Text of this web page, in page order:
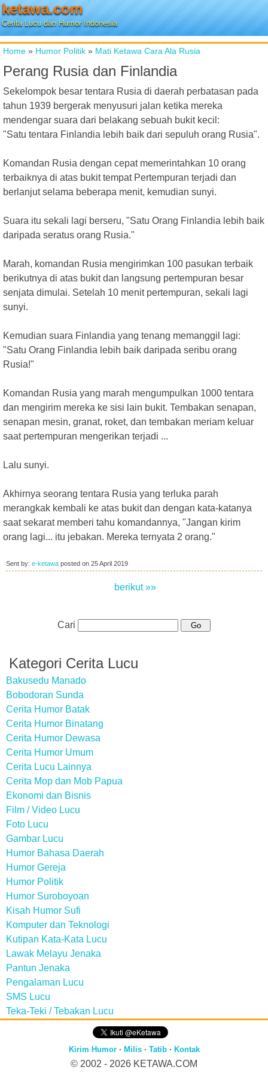
ketawa.com
Cerita Lucu dan Humor Indonesia
Home » Humor Politik » Mati Ketawa Cara Ala Rusia
Perang Rusia dan Finlandia
Sekelompok besar tentara Rusia di daerah perbatasan pada
tahun 1939 bergerak menyusuri jalan ketika mereka
mendengar suara dari belakang sebuah bukit kecil:
"Satu tentara Finlandia lebih baik dari sepuluh orang Rusia".
Komandan Rusia dengan cepat memerintahkan 10 orang
terbaiknya di atas bukit tempat Pertempuran terjadi dan
berlanjut selama beberapa menit, kemudian sunyi.
Suara itu sekali lagi berseru, "Satu Orang Finlandia lebih baik
daripada seratus orang Rusia."
Marah, komandan Rusia mengirimkan 100 pasukan terbaik
berikutnya di atas bukit dan langsung pertempuran besar
senjata dimulai. Setelah 10 menit pertempuran, sekali lagi
sunyi.
Kemudian suara Finlandia yang tenang memanggil lagi:
"Satu Orang Finlandia lebih baik daripada seribu orang
Rusia!"
Komandan Rusia yang marah mengumpulkan 1000 tentara
dan mengirim mereka ke sisi lain bukit. Tembakan senapan,
senapan mesin, granat, roket, dan tembakan meriam keluar
saat pertempuran mengerikan terjadi ...
Lalu sunyi.
Akhirnya seorang tentara Rusia yang terluka parah
merangkak kembali ke atas bukit dan dengan kata-katanya
saat sekarat memberi tahu komandannya, "Jangan kirim
orang lagi... itu jebakan. Mereka ternyata 2 orang."
Sent by: e-ketawa posted on 25 April 2019
berikut »»
Cari
Kategori Cerita Lucu
Bakusedu Manado
Bobodoran Sunda
Cerita Humor Batak
Cerita Humor Binatang
Cerita Humor Dewasa
Cerita Humor Umum
Cerita Lucu Lainnya
Cerita Mop dan Mob Papua
Ekonomi dan Bisnis
Film / Video Lucu
Foto Lucu
Gambar Lucu
Humor Bahasa Daerah
Humor Gereja
Humor Politik
Humor Suroboyoan
Kisah Humor Sufi
Komputer dan Teknologi
Kutipan Kata-Kata Lucu
Lawak Melayu Jenaka
Pantun Jenaka
Pengalaman Lucu
SMS Lucu
Teka-Teki / Tebakan Lucu
Kirim Humor· Milis· Tatib· Kontak
© 2002 - 2026 KETAWA.COM